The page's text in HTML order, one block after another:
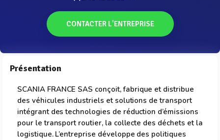
CONTACTER L'ENTREPRISE
Présentation
SCANIA FRANCE SAS conçoit, fabrique et distribue
des véhicules industriels et solutions de transport
intégrant des technologies de réduction d’émissions
pour le transport routier, la collecte des déchets et la
logistique. L’entreprise développe des politiques